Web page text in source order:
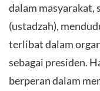
dalam masyarakat,
(ustadzah),
terlibat dalam
sebagai presiden.
berperan dalam